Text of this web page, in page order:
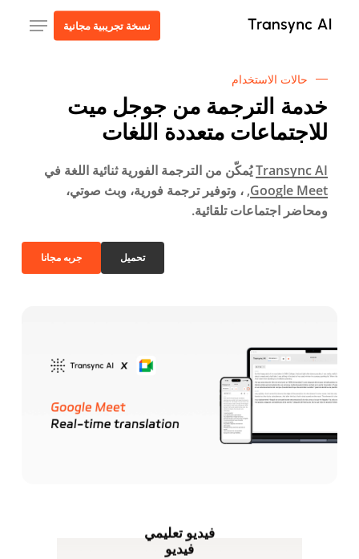
نسخة تجريبية مجانية قائمة طعام
حالات الاستخدام
خدمة الترجمة من جوجل ميت
للاجتماعات متعددة اللغات
Transync AIيُمكّن من الترجمة الفورية ثنائية اللغة في
Google Meet, ، وتوفير ترجمة فورية، وبث صوتي،
ومحاضر اجتماعات تلقائية.
جربه مجانا تحميل
فيديو تعليمي
فيديو